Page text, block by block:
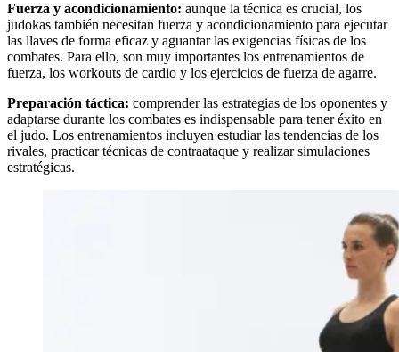
Fuerza y acondicionamiento: aunque la técnica es crucial, los
judokas también necesitan fuerza y acondicionamiento para ejecutar
las llaves de forma eficaz y aguantar las exigencias físicas de los
combates. Para ello, son muy importantes los entrenamientos de
fuerza, los workouts de cardio y los ejercicios de fuerza de agarre.
Preparación táctica: comprender las estrategias de los oponentes y
adaptarse durante los combates es indispensable para tener éxito en
el judo. Los entrenamientos incluyen estudiar las tendencias de los
rivales, practicar técnicas de contraataque y realizar simulaciones
estratégicas.